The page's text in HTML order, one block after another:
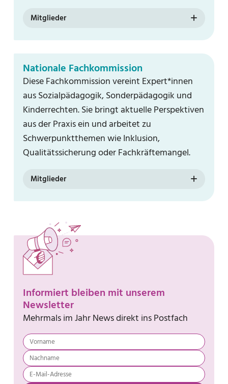
Mitglieder
Nationale Fachkommission
Diese Fachkommission vereint Expert*innen
aus Sozialpädagogik, Sonderpädagogik und
Kinderrechten. Sie bringt aktuelle Perspektiven
aus der Praxis ein und arbeitet zu
Schwerpunktthemen wie Inklusion,
Qualitätssicherung oder Fachkräftemangel.
Mitglieder
Informiert bleiben mit unserem
Newsletter
Mehrmals im Jahr News direkt ins Postfach